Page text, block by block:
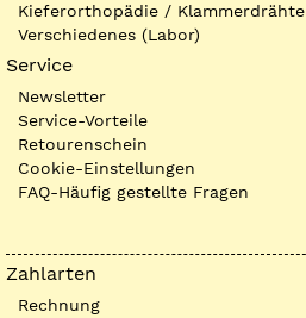
Kieferorthopädie / Klammerdrähte
Verschiedenes (Labor)
Service
Newsletter
Service-Vorteile
Retourenschein
Cookie-Einstellungen
FAQ-Häufig gestellte Fragen
Zahlarten
Rechnung